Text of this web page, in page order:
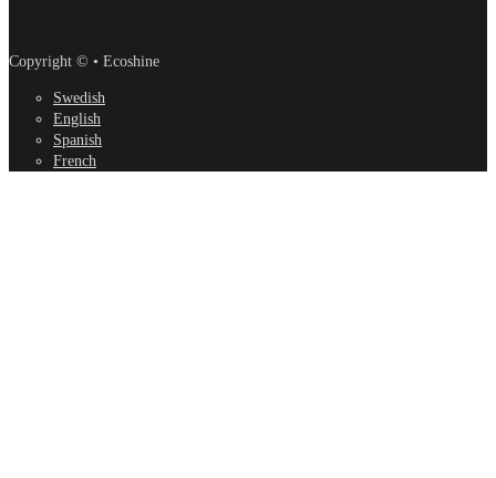
Copyright © • Ecoshine
Swedish
English
Spanish
French